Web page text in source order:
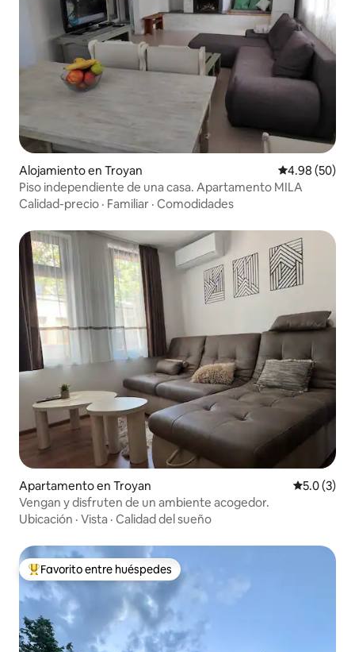
Alojamiento en Troyan Calificación
4.98 (50)
Piso independiente de una casa. Apartamento MILA
Calidad-precio · Familiar · Comodidades
Apartamento en Troyan
5.0 (3)
Vengan y disfruten de un ambiente acogedor.
Ubicación · Vista · Calidad del sueño
Favorito entre huéspedes preferido
Favorito entre huéspedes